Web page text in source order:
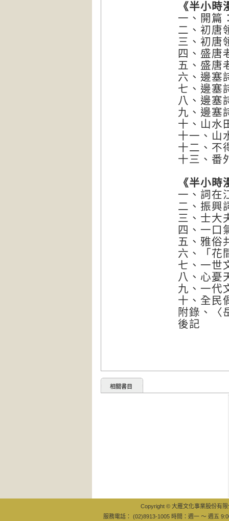
《半小
一、開篇
二、初唐
三、初唐
四、盛
五、盛唐
六、邊塞
七、邊塞
八、邊塞
九、邊塞
十、山水
十一、山
十二、不
十三、番
《半小
一、詞
二、振興
三、士大
四、一口
五、雅俗
六、「花
七、一世
八、心憂
九、一代
十、全民
附錄、〈
後記
相關書目
Copyright © 大雁文化事業股份有
服務電話： (02)8913-1005 時間：週一 ～ 週五